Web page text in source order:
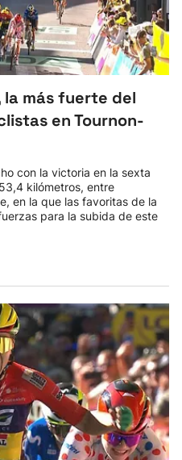
la más fuerte del
en Tournon-
con la victoria en la sexta
kilómetros, entre
en la que las favoritas de la
para la subida de este